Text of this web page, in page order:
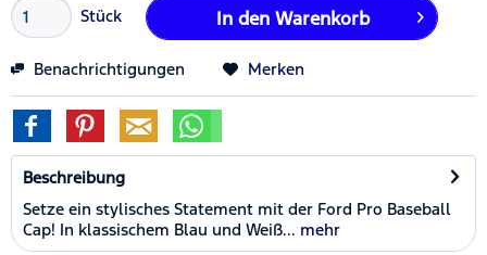
Stück In den Warenkorb
Benachrichtigungen Merken
Beschreibung
Setze ein stylisches Statement mit der Ford Pro Baseball
Cap! In klassischem Blau und Weiß... mehr